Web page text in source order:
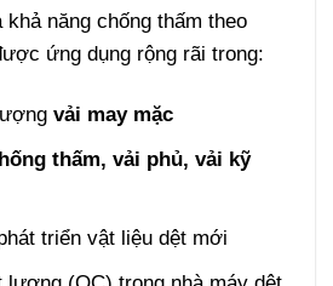
năng chống thấm theo
ứng dụng rộng rãi trong:
vải may mặc
thấm, vải phủ, vải kỹ
triển vật liệu dệt mới